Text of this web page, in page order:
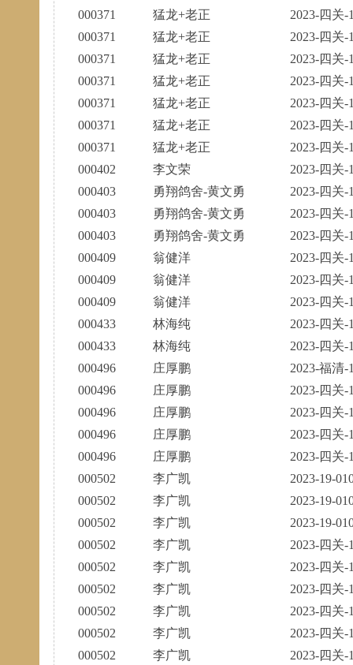
000371
猛龙+老正
2023-四关-
000371
猛龙+老正
2023-四关-
000371
猛龙+老正
2023-四关-
000371
猛龙+老正
2023-四关-
000371
猛龙+老正
2023-四关-
000371
猛龙+老正
2023-四关-
000371
猛龙+老正
2023-四关-
000402
李文荣
2023-四关-
000403
勇翔鸽舍-黄文勇
2023-四关-
000403
勇翔鸽舍-黄文勇
2023-四关-
000403
勇翔鸽舍-黄文勇
2023-四关-
000409
翁健洋
2023-四关-
000409
翁健洋
2023-四关-
000409
翁健洋
2023-四关-
000433
林海纯
2023-四关-
000433
林海纯
2023-四关-
000496
庄厚鹏
2023-福清-
000496
庄厚鹏
2023-四关-
000496
庄厚鹏
2023-四关-
000496
庄厚鹏
2023-四关-
000496
庄厚鹏
2023-四关-
000502
李广凯
2023-19-
000502
李广凯
2023-19-
000502
李广凯
2023-19-
000502
李广凯
2023-四关-
000502
李广凯
2023-四关-
000502
李广凯
2023-四关-
000502
李广凯
2023-四关-
000502
李广凯
2023-四关-
000502
李广凯 2023-四关-